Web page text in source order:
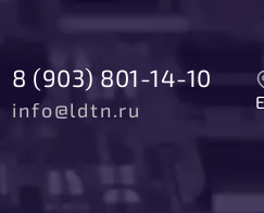
8 (903) 801-14-10
info@ldtn.ru